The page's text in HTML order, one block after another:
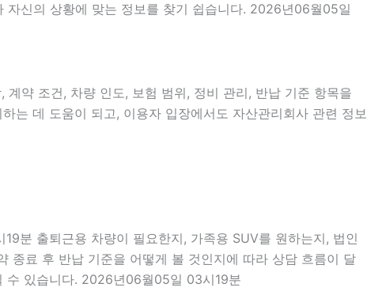
신의 상황에 맞는 정보를 찾기 쉽습니다. 2026년06월05일
계약 조건, 차량 인도, 보험 범위, 정비 관리, 반납 기준 항목을
는 데 도움이 되고, 이용자 입장에서도 자산관리회사 관련 정보
분 출퇴근용 차량이 필요한지, 가족용 SUV를 원하는지, 법인
종료 후 반납 기준을 어떻게 볼 것인지에 따라 상담 흐름이 달
수 있습니다. 2026년06월05일 03시19분